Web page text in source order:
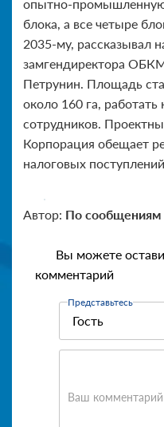
опытно-
блока, а все четыре
2035-му, рассказывал
замгендиректора
Петрунин. Площадь
около 160 га,
сотрудников.
Корпорация обещает
налоговых
Автор: По сообщениям
Вы можете
комментарий
Представьтесь
Ваш комментарий